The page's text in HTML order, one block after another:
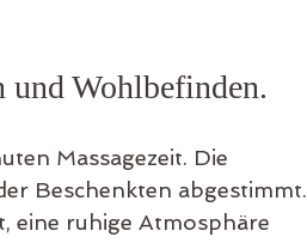
und Wohlbefinden.
Massagezeit. Die
Beschenkten abgestimmt.
eine ruhige Atmosphäre